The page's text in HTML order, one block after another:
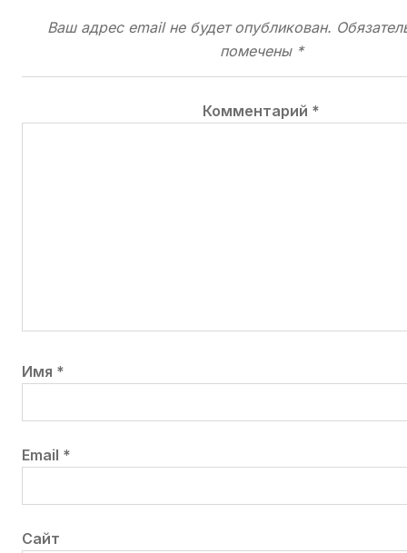
Ваш адрес email не будет опубликован.
помечены *
Комментарий *
Имя *
Email *
Сайт